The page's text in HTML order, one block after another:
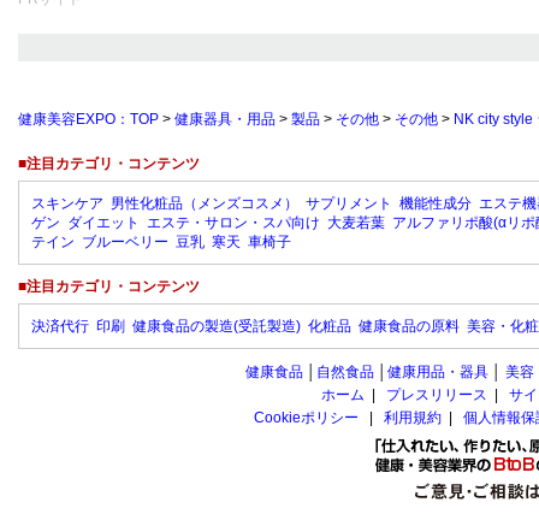
健康美容EXPO：TOP > 健康器具・用品 > 製品 > その他 > その他 > NK city
■注目カテゴリ・コンテンツ
スキンケア 男性化粧品（メンズコスメ） サプリメント 機能性成分 エステ
ゲン ダイエット エステ・サロン・スパ向け 大麦若葉 アルファリポ酸(αリポ
テイン ブルーベリー 豆乳 寒天 車椅子
■注目カテゴリ・コンテンツ
決済代行 印刷 健康食品の製造(受託製造) 化粧品 健康食品の原料 美容・化
健康食品 自然食品 健康用品・器具 美容
ホーム
プレスリリース
サ
Cookieポリシー
利用規約 個人情報